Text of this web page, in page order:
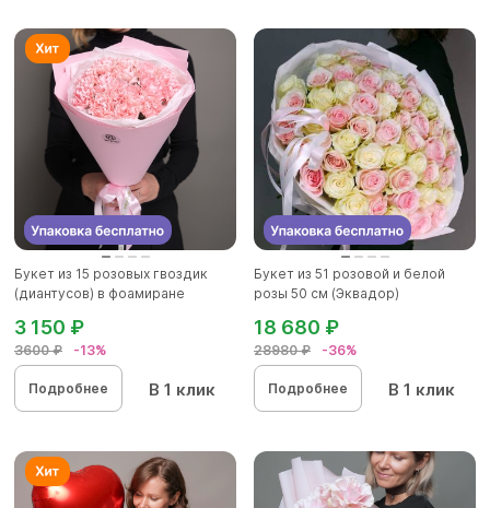
Букет из 15 розовых гвоздик
(диантусов) в фоамиране
3600 ₽ -13%
3 150 ₽
Подробнее В 1 клик
Букет из 51 розовой и белой
розы 50 см (Эквадор)
28980 ₽ -36%
18 680 ₽
Подробнее В 1 клик